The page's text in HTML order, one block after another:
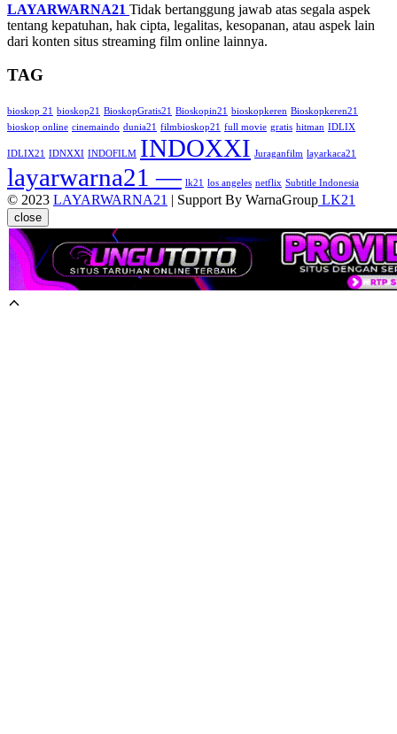
LAYARWARNA21 Tidak bertanggung jawab atas segala aspek
tentang kepatuhan, hak cipta, legalitas, kesopanan, atau aspek lain
dari konten situs streaming film online lainnya.
TAG
bioskop 21 bioskop21 BioskopGratis21 Bioskopin21 bioskopkeren Bioskopkeren21
bioskop online cinemaindo dunia21 filmbioskop21 full movie gratis hitman IDLIX
IDLIX21 IDNXXI INDOFILM INDOXXI Juraganfilm layarkaca21
layarwarna21 — lk21 los angeles netflix Subtitle Indonesia
© 2023 LAYARWARNA21 | Support By WarnaGroup LK21
close